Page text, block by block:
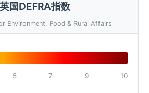
英国DEFRA指数
Environment, Food & Rural Affairs
5 7 9 10